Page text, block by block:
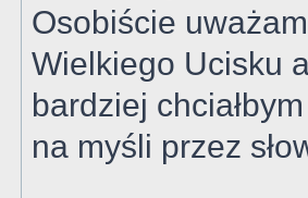
Osobiście
Wielkiego Ucisku
bardziej
na myśli przez